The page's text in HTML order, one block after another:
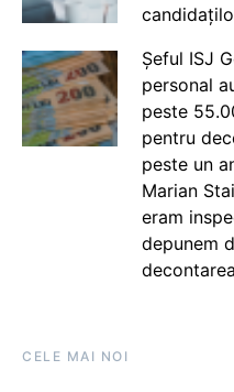
Șeful ISJ
personal
peste
pentru
peste un
Marian
eram
depunem
CELE MAI NOI